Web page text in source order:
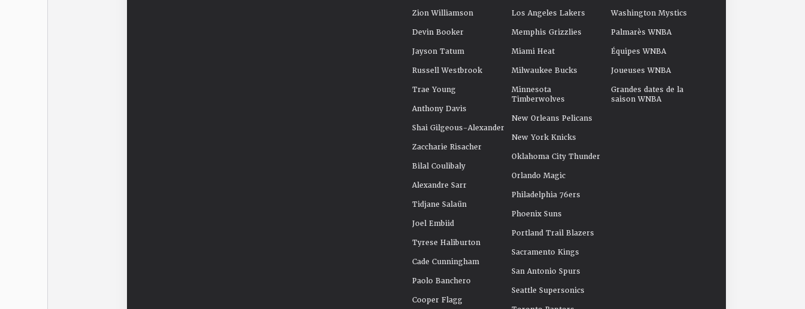
Zion Williamson
Devin Booker
Jayson Tatum
Russell Westbrook
Trae Young
Anthony Davis
Shai Gilgeous-Alexander
Zaccharie Risacher
Bilal Coulibaly
Alexandre Sarr
Tidjane Salaün
Joel Embiid
Tyrese Haliburton
Cade Cunningham
Paolo Banchero
Cooper Flagg
Los Angeles Lakers
Memphis Grizzlies
Miami Heat
Milwaukee Bucks
Minnesota
Timberwolves
New Orleans Pelicans
New York Knicks
Oklahoma City Thunder
Orlando Magic
Philadelphia 76ers
Phoenix Suns
Portland Trail Blazers
Sacramento Kings
San Antonio Spurs
Seattle Supersonics
Washington Mystics
Palmarès WNBA
Équipes WNBA
Joueuses WNBA
Grandes dates de la
saison WNBA